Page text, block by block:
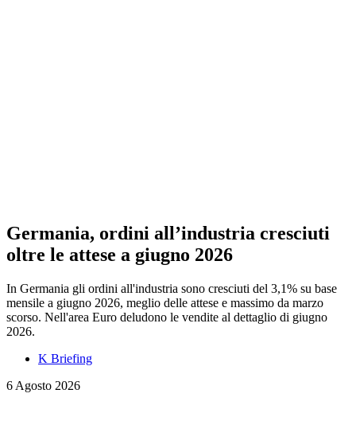
Germania, ordini all’industria cresciuti
oltre le attese a giugno 2026
In Germania gli ordini all'industria sono cresciuti del 3,1% su base
mensile a giugno 2026, meglio delle attese e massimo da marzo
scorso. Nell'area Euro deludono le vendite al dettaglio di giugno
2026.
K Briefing
6 Agosto 2026